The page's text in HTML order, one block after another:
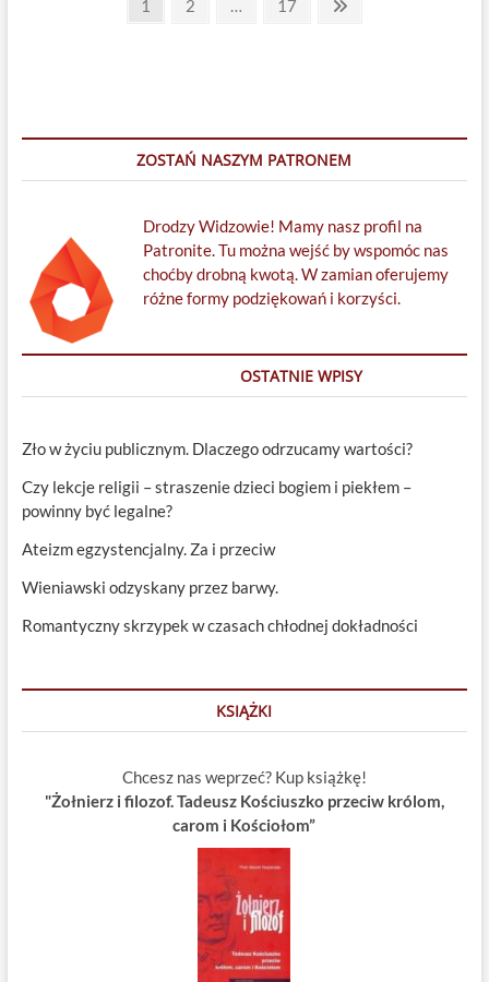
Page
1 Page
2 … Page
17
Next
ZOSTAŃ NASZYM PATRONEM
Drodzy Widzowie! Mamy nasz profil na
Patronite. Tu można wejść by wspomóc nas
choćby drobną kwotą. W zamian oferujemy
różne formy podziękowań i korzyści.
OSTATNIE WPISY
Zło w życiu publicznym. Dlaczego odrzucamy wartości?
Czy lekcje religii – straszenie dzieci bogiem i piekłem –
powinny być legalne?
Ateizm egzystencjalny. Za i przeciw
Wieniawski odzyskany przez barwy.
Romantyczny skrzypek w czasach chłodnej dokładności
KSIĄŻKI
Chcesz nas weprzeć? Kup książkę!
"Żołnierz i filozof. Tadeusz Kościuszko przeciw królom,
carom i Kościołom”